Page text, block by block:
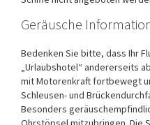
Geräusche
Bedenken Sie bitte, dass Ihr
„Urlaubshotel“ andererseits
mit Motorenkraft fortbewegt
Schleusen- und
Besonders